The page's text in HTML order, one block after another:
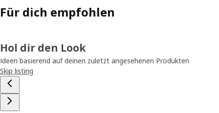
Für dich empfohlen
Hol dir den Look
Ideen basierend auf deinen zuletzt angesehenen Produkten
Skip listing